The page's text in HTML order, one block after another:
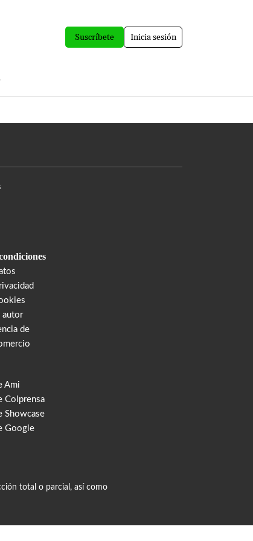
Suscríbete Inicia sesión
autor
de
Ami
Colprensa
Showcase
Google
total o parcial, así como